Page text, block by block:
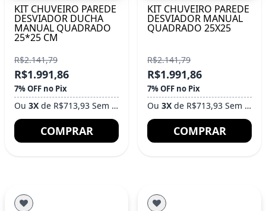
KIT CHUVEIRO PAREDE
DESVIADOR DUCHA
MANUAL QUADRADO
25*25 CM
R$2.141,79
R$1.991,86
7% OFF no Pix
Ou 3X de R$713,93 Sem Juros
COMPRAR
KIT CHUVEIRO PAREDE
DESVIADOR MANUAL
QUADRADO 25X25
R$2.141,79
R$1.991,86
7% OFF no Pix
Ou 3X de R$713,93 Sem Juros
COMPRAR